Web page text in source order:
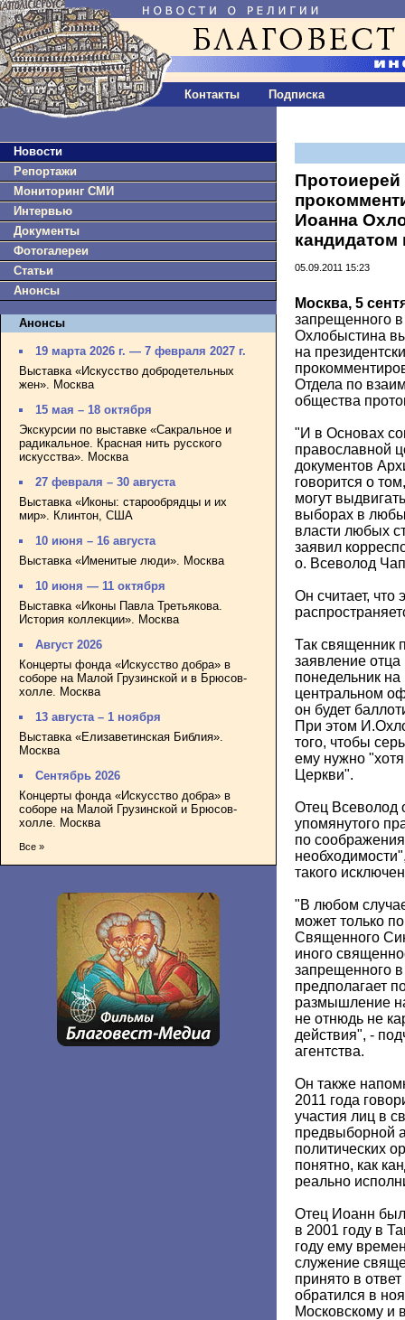
Контакты Подписка
Новости
Репортажи
Мониторинг СМИ
Интервью
Документы
Фотогалереи
Статьи
Анонсы
Анонсы
19 марта 2026 г. — 7 февраля 2027 г.
Выставка «Искусство добродетельных
жен». Москва
15 мая – 18 октября
Экскурсии по выставке «Сакральное и
радикальное. Красная нить русского
искусства». Москва
27 февраля – 30 августа
Выставка «Иконы: старообрядцы и их
мир». Клинтон, США
10 июня – 16 августа
Выставка «Именитые люди». Москва
10 июня — 11 октября
Выставка «Иконы Павла Третьякова.
История коллекции». Москва
Август 2026
Концерты фонда «Искусство добра» в
соборе на Малой Грузинской и в Брюсов-
холле. Москва
13 августа – 1 ноября
Выставка «Елизаветинская Библия».
Москва
Сентябрь 2026
Концерты фонда «Искусство добра» в
соборе на Малой Грузинской и Брюсов-
холле. Москва
Все »
Иоанна
кандидатом
05.09.2011 15:23
Москва, 5
запрещенного
Охлобыстина
на
Отдела по
общества
"И в Основах
православной
документов
говорится о
могут
выборах в
власти любых
заявил
о. Всеволод
Он считает, что
Так священник
заявление
понедельник
центральном
он будет
При этом
того, чтобы
ему нужно
Церкви".
Отец Всеволод
упомянутого
по
такого
"В любом
может только
Священного
иного
запрещенного
предполагает
размышление
не отнюдь не
действия", -
агентства.
Он также
2011 года
участия лиц в
предвыборной
политических
понятно, как
реально
Отец Иоанн
в 2001 году в
году ему
служение
принято в
обратился в
Московскому и